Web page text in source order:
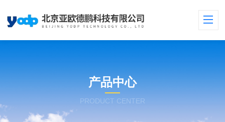
产品中心
PRODUCT CENTER